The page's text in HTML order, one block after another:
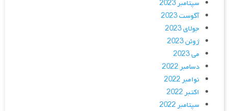
سپتامبر 2023
آگوست 2023
جولای 2023
ژوئن 2023
می 2023
دسامبر 2022
نوامبر 2022
اکتبر 2022
سپتامبر 2022